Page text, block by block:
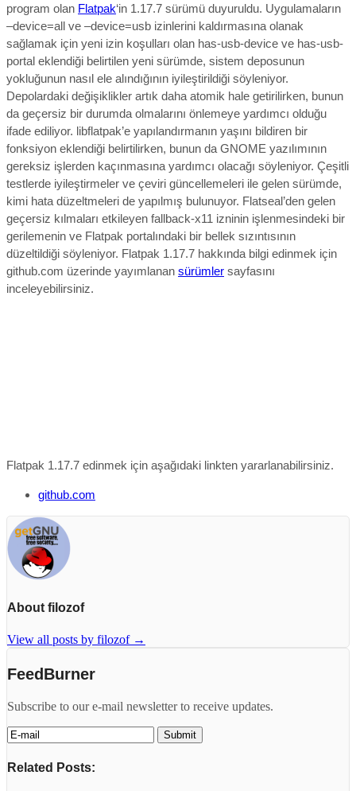
program olan Flatpak‘in 1.17.7 sürümü duyuruldu. Uygulamaların
–device=all ve –device=usb izinlerini kaldırmasına olanak
sağlamak için yeni izin koşulları olan has-usb-device ve has-usb-
portal eklendiği belirtilen yeni sürümde, sistem deposunun
yokluğunun nasıl ele alındığının iyileştirildiği söyleniyor.
Depolardaki değişiklikler artık daha atomik hale getirilirken, bunun
da geçersiz bir durumda olmalarını önlemeye yardımcı olduğu
ifade ediliyor. libflatpak’e yapılandırmanın yaşını bildiren bir
fonksiyon eklendiği belirtilirken, bunun da GNOME yazılımının
gereksiz işlerden kaçınmasına yardımcı olacağı söyleniyor. Çeşitli
testlerde iyileştirmeler ve çeviri güncellemeleri ile gelen sürümde,
kimi hata düzeltmeleri de yapılmış bulunuyor. Flatseal’den gelen
geçersiz kılmaları etkileyen fallback-x11 izninin işlenmesindeki bir
gerilemenin ve Flatpak portalındaki bir bellek sızıntısının
düzeltildiği söyleniyor. Flatpak 1.17.7 hakkında bilgi edinmek için
github.com üzerinde yayımlanan sürümler sayfasını
inceleyebilirsiniz.
Flatpak 1.17.7 edinmek için aşağıdaki linkten yararlanabilirsiniz.
github.com
About filozof
View all posts by filozof →
FeedBurner
Subscribe to our e-mail newsletter to receive updates.
Related Posts: